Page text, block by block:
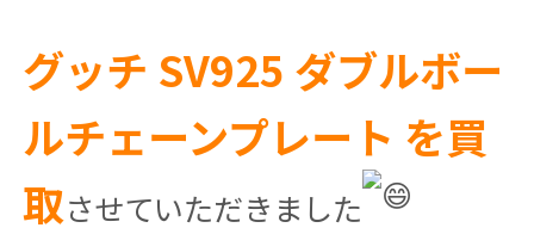
グッチ SV925 ダブルボー
ルチェーンプレート を買
取させていただきました